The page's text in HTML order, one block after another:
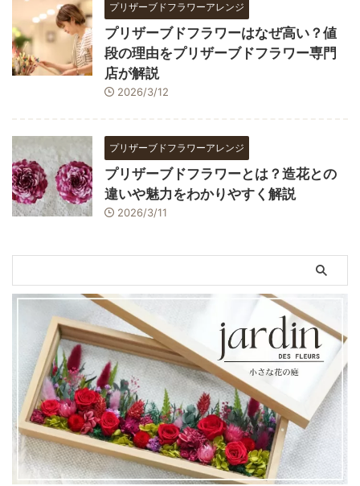
プリザーブドフラワーアレンジ
プリザーブドフラワーはなぜ高い？値
段の理由をプリザーブドフラワー専門
店が解説
2026/3/12
プリザーブドフラワーアレンジ
プリザーブドフラワーとは？造花との
違いや魅力をわかりやすく解説
2026/3/11